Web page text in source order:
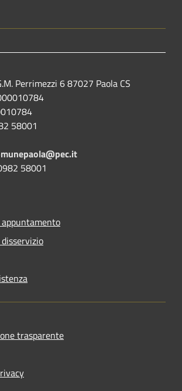
Perrimezzi 6 87027 Paola CS
58001
58001
trasparente